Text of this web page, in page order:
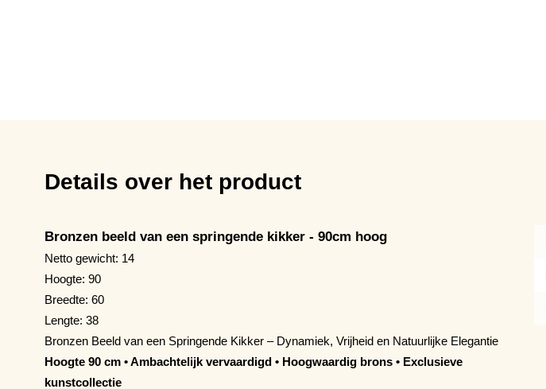
Details over het product
Bronzen beeld van een springende kikker - 90cm hoog
Netto gewicht: 14
Hoogte: 90
Breedte: 60
Lengte: 38
Bronzen Beeld van een Springende Kikker – Dynamiek, Vrijheid en Natuurlijke Elegantie
Hoogte 90 cm • Ambachtelijk vervaardigd • Hoogwaardig brons • Exclusieve
kunstcollectie